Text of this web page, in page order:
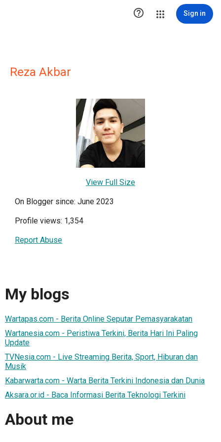
 Sign in
Reza Akbar
View Full Size
On Blogger since: June 2023
Profile views: 1,354
Report Abuse
My blogs
Wartapas.com - Berita Online Seputar Pemasyarakatan
Wartanesia.com - Peristiwa Terkini, Berita Hari Ini Paling
Update
TVNesia.com - Live Streaming Berita, Sport, Hiburan dan
Musik
Kabarwarta.com - Warta Berita Terkini Indonesia dan Dunia
Aksara.or.id - Baca Informasi Berita Teknologi Terkini
About me